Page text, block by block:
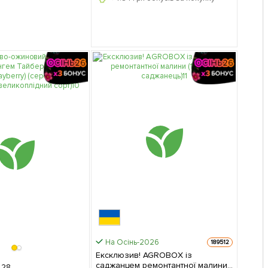
На Осінь-2026 189512
Ексклюзив! AGROBOX із
саджанцем ремонтантної малини